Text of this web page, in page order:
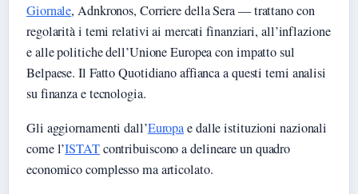
Giornale, Adnkronos, Corriere della Sera — trattano con
regolarità i temi relativi ai mercati finanziari, all’inflazione
e alle politiche dell’Unione Europea con impatto sul
Belpaese. Il Fatto Quotidiano affianca a questi temi analisi
su finanza e tecnologia.
Gli aggiornamenti dall’Europae dalle istituzioni nazionali
come l’ISTATcontribuiscono a delineare un quadro
economico complesso ma articolato.